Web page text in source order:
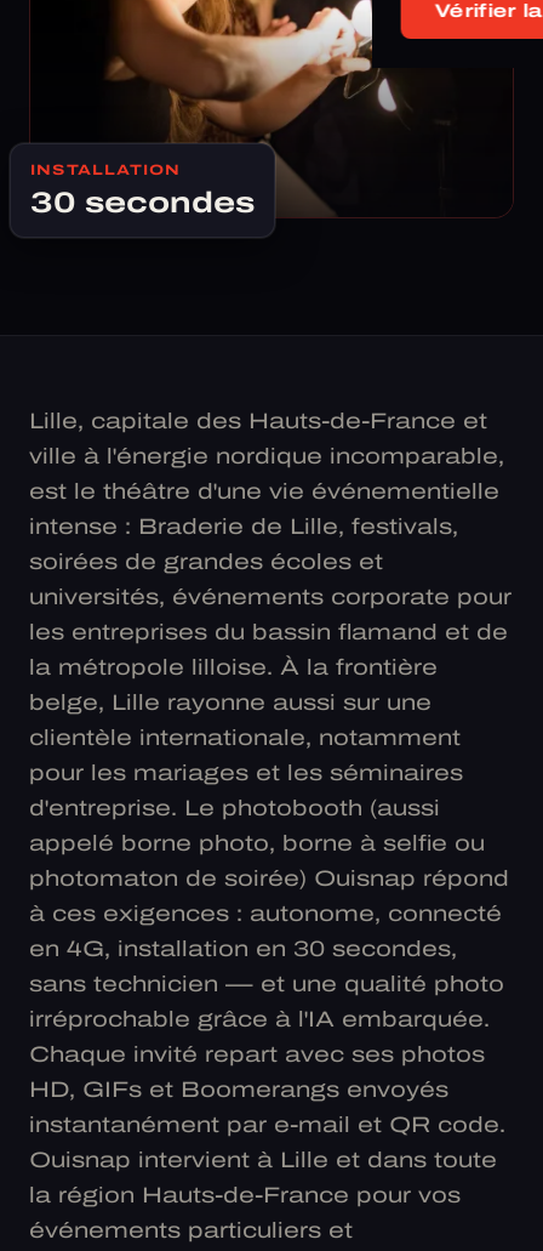
Vérifier
INSTALLATION
30 secondes
Lille, capitale des Hauts-de-France et
ville à l'énergie nordique incomparable,
est le théâtre d'une vie événementielle
intense : Braderie de Lille, festivals,
soirées de grandes écoles et
universités, événements corporate pour
les entreprises du bassin flamand et de
la métropole lilloise. À la frontière
belge, Lille rayonne aussi sur une
clientèle internationale, notamment
pour les mariages et les séminaires
d'entreprise. Le photobooth (aussi
appelé borne photo, borne à selfie ou
photomaton de soirée) Ouisnap répond
à ces exigences : autonome, connecté
en 4G, installation en 30 secondes,
sans technicien — et une qualité photo
irréprochable grâce à l'IA embarquée.
Chaque invité repart avec ses photos
HD, GIFs et Boomerangs envoyés
instantanément par e-mail et QR code.
Ouisnap intervient à Lille et dans toute
la région Hauts-de-France pour vos
événements particuliers et